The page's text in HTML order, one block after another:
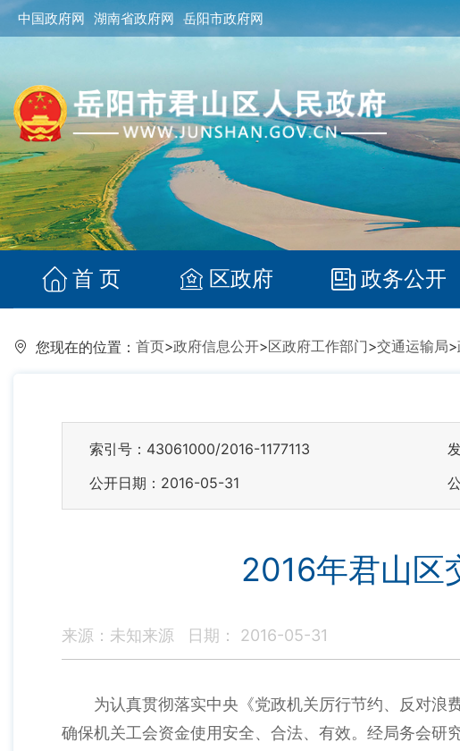
中国政府网 湖南省政府网 岳阳市政府网
首 页 区政府 政务公开
您现在的位置： 首页>政府信息公开>区政府工作部门>交通运输局>
索引号：43061000/2016-1177113
公开日期：2016-05-31
2016年君山区
来源：未知来源 日期： 2016-05-31
为认真贯彻落实中央《党政机关厉行节约、反对浪
确保机关工会资金使用安全、合法、有效。经局务会研